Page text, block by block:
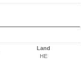
Land
HE